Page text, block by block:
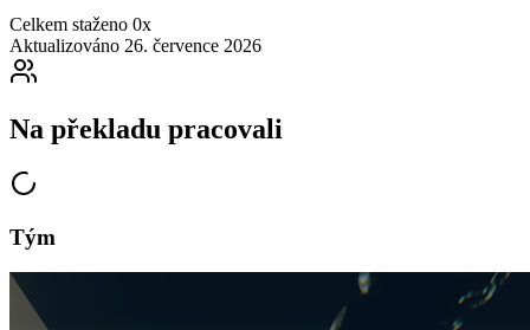
Celkem staženo 0x
Aktualizováno 26. července 2026
Na překladu pracovali
Tým